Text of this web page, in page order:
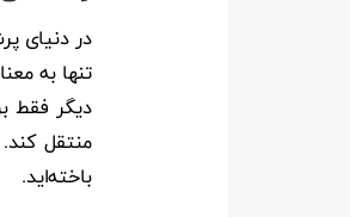
در دنیای
تنها به
دیگر فقط
منتقل
باخته‌اید.